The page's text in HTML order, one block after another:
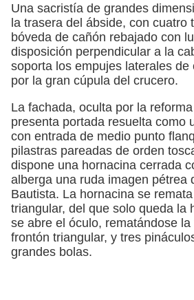
Una sacristía de grandes
la trasera del ábside, con cuatro
bóveda de cañón rebajado con
disposición perpendicular a la
soporta los empujes laterales de
por la gran cúpula del crucero.
La fachada, oculta por la
presenta portada resuelta como
con entrada de medio punto
pilastras pareadas de orden
dispone una hornacina cerrada
alberga una ruda imagen pétrea
Bautista. La hornacina se
triangular, del que solo queda la
se abre el óculo, rematándose la
frontón triangular, y tres
grandes bolas.